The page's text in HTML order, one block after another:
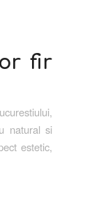
fir
natural si
estetic,